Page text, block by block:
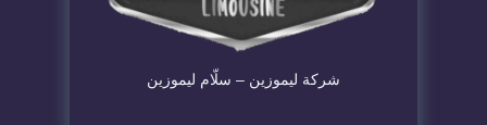
شركة ليموزين – سلّام ليموزين